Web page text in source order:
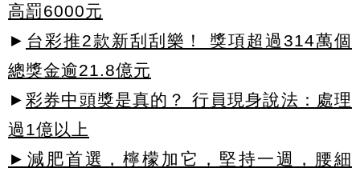
高罰6000元
► 台彩推2款新刮刮樂！ 獎項超過314萬個
總獎金逾21.8億元
► 彩券中頭獎是真的？ 行員現身說法：處理
過1億以上
►減肥首選，檸檬加它，堅持一週，腰細